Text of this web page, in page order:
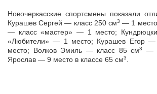
Новочеркасские спортсмены показали
Курашев Сергей — класс 250 см3 — 1
— класс «мастер» — 1 место;
«Любители» — 1 место; Курашев Егор —
место; Волков Эмиль — класс 85 см3
—
Ярослав — 9 место в классе 65 см3